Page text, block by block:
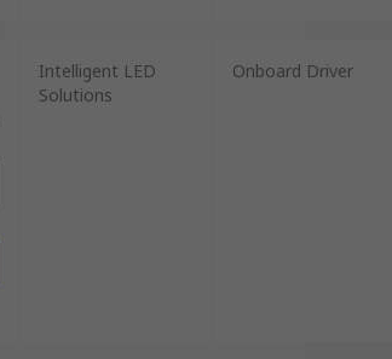
Intelligent LED
Solutions
Onboard Driver